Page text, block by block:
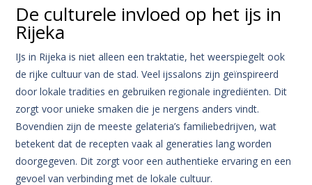
De culturele invloed op het ijs in
Rijeka
IJs in Rijeka is niet alleen een traktatie, het weerspiegelt ook
de rijke cultuur van de stad. Veel ijssalons zijn geïnspireerd
door lokale tradities en gebruiken regionale ingrediënten. Dit
zorgt voor unieke smaken die je nergens anders vindt.
Bovendien zijn de meeste gelateria’s familiebedrijven, wat
betekent dat de recepten vaak al generaties lang worden
doorgegeven. Dit zorgt voor een authentieke ervaring en een
gevoel van verbinding met de lokale cultuur.